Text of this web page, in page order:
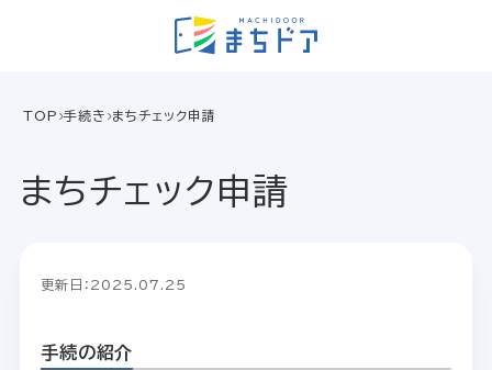
TOP 手続き まちチェック申請
まちチェック申請
更新日：2025.07.25
手続の紹介